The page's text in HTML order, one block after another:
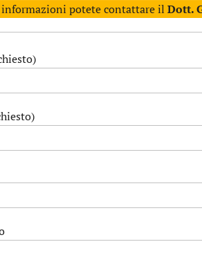
informazioni potete contattare il Dott.